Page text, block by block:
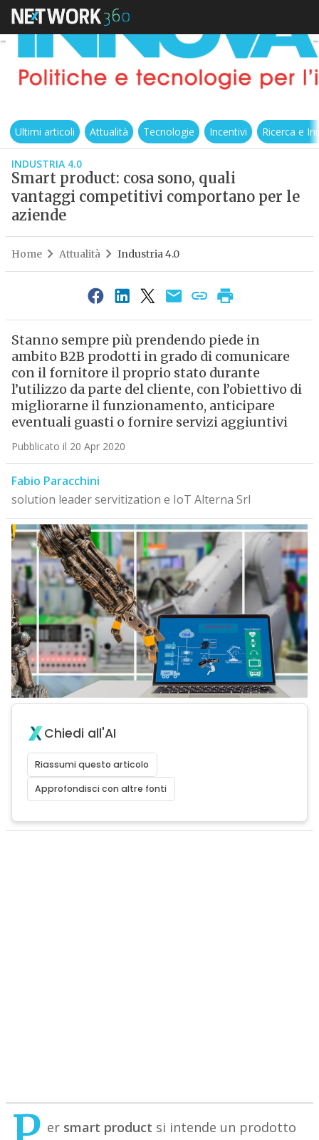
Ultimi articoli Attualità Tecnologie Incentivi Ricerca e
INDUSTRIA 4.0
Smart product: cosa sono, quali
vantaggi competitivi comportano per le
aziende
Home Attualità Industria 4.0
Stanno sempre più prendendo piede in
ambito B2B prodotti in grado di comunicare
con il fornitore il proprio stato durante
l’utilizzo da parte del cliente, con l’obiettivo di
migliorarne il funzionamento, anticipare
eventuali guasti o fornire servizi aggiuntivi
Pubblicato il 20 Apr 2020
Fabio Paracchini
solution leader servitization e IoT Alterna Srl
Chiedi all'AI
Riassumi questo articolo
Approfondisci con altre fonti
er smart product si intende un prodotto